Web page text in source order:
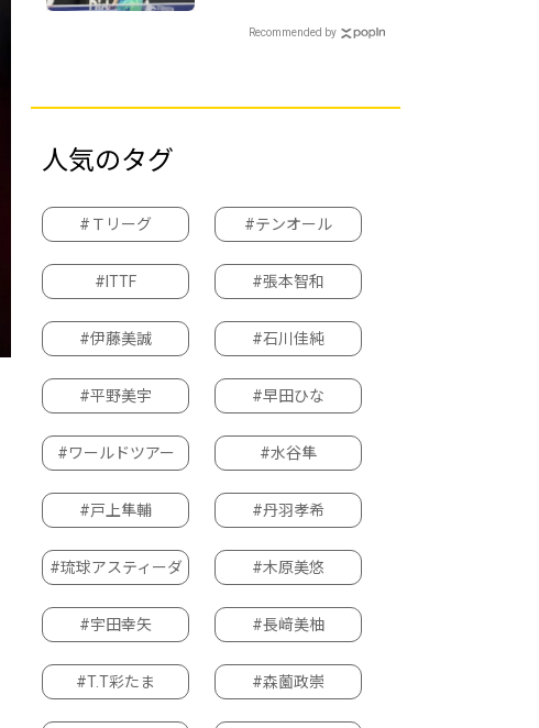
位に｜卓球女子世界
Recommended by
人気のタグ
#Ｔリーグ #テンオール
#ITTF #張本智和
#伊藤美誠 #石川佳純
#平野美宇 #早田ひな
#ワールドツアー #水谷隼
#戸上隼輔 #丹羽孝希
#琉球アスティーダ #木原美悠
#宇田幸矢 #長﨑美柚
#T.T彩たま #森薗政崇